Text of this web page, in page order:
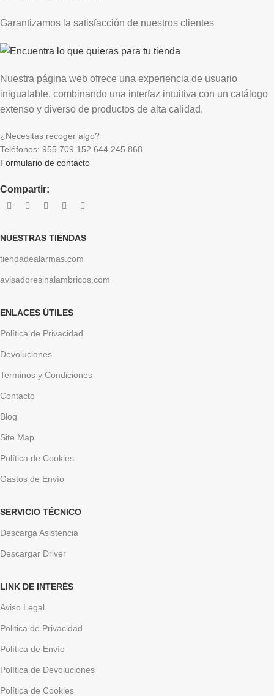
Garantizamos la satisfacción de nuestros clientes
Nuestra página web ofrece una experiencia de usuario
inigualable, combinando una interfaz intuitiva con un catálogo
extenso y diverso de productos de alta calidad.
¿Necesitas recoger algo?
Teléfonos: 955.709.152 644.245.868
Formulario de contacto
Compartir:
NUESTRAS TIENDAS
tiendadealarmas.com
avisadoresinalambricos.com
ENLACES ÚTILES
Política de Privacidad
Devoluciones
Terminos y Condiciones
Contacto
Blog
Site Map
Política de Cookies
Gastos de Envío
SERVICIO TÉCNICO
Descarga Asistencia
Descargar Driver
LINK DE INTERÉS
Aviso Legal
Politica de Privacidad
Política de Envío
Política de Devoluciones
Política de Cookies